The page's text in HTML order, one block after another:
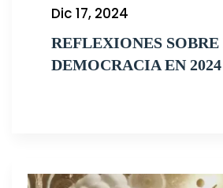
Dic 17, 2024
REFLEXIONES
DEMOCRACIA EN 2024